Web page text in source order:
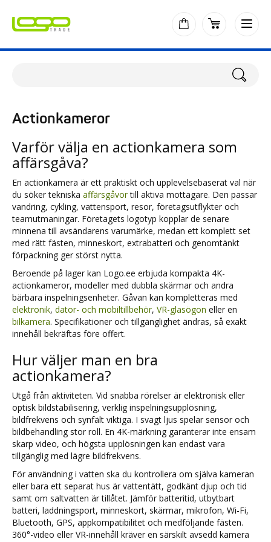
Actionkameror
Varför välja en actionkamera som
affärsgåva?
En actionkamera är ett praktiskt och upplevelsebaserat val när
du söker tekniska affärsgåvortill aktiva mottagare. Den passar
vandring, cykling, vattensport, resor, företagsutflykter och
teamutmaningar. Företagets logotyp kopplar de senare
minnena till avsändarens varumärke, medan ett komplett set
med rätt fästen, minneskort, extrabatteri och genomtänkt
förpackning ger störst nytta.
Beroende på lager kan Logo.ee erbjuda kompakta 4K-
actionkameror, modeller med dubbla skärmar och andra
bärbara inspelningsenheter. Gåvan kan kompletteras med
elektronik, dator- och mobiltillbehör, VR-glasögon eller en
bilkamera. Specifikationer och tillgänglighet ändras, så exakt
innehåll bekräftas före offert.
Hur väljer man en bra
actionkamera?
Utgå från aktiviteten. Vid snabba rörelser är elektronisk eller
optisk bildstabilisering, verklig inspelningsupplösning,
bildfrekvens och synfält viktiga. I svagt ljus spelar sensor och
bildbehandling stor roll. En 4K-märkning garanterar inte ensam
skarp video, och högsta upplösningen kan endast vara
tillgänglig med lägre bildfrekvens.
För användning i vatten ska du kontrollera om själva kameran
eller bara ett separat hus är vattentätt, godkänt djup och tid
samt om saltvatten är tillåtet. Jämför batteritid, utbytbart
batteri, laddningsport, minneskort, skärmar, mikrofon, Wi-Fi,
Bluetooth, GPS, appkompatibilitet och medföljande fästen.
360°-video eller VR-innehåll kräver en särskilt avsedd kamera